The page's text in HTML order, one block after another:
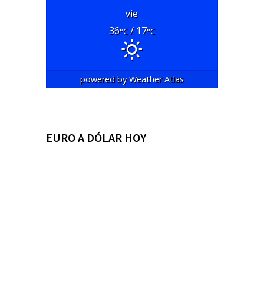
vie
36°C/ 17°C
powered byWeather Atlas
EURO A DÓLAR HOY